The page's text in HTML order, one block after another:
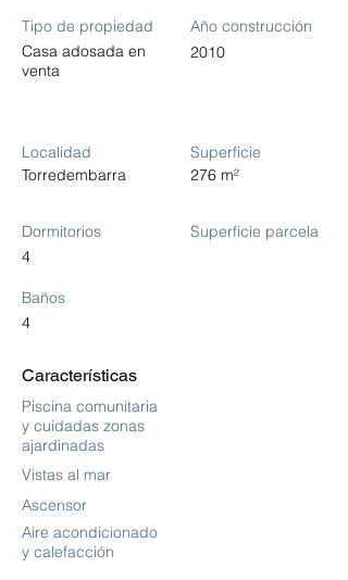
Tipo de propiedad
Casa adosada en
venta
Año construcción
2010
Localidad
Torredembarra
Dormitorios
4
Superficie
276 m²
Superficie parcela
Baños
4
Características
Piscina comunitaria
y cuidadas zonas
ajardinadas
Vistas al mar
Ascensor
Aire acondicionado
y calefacción